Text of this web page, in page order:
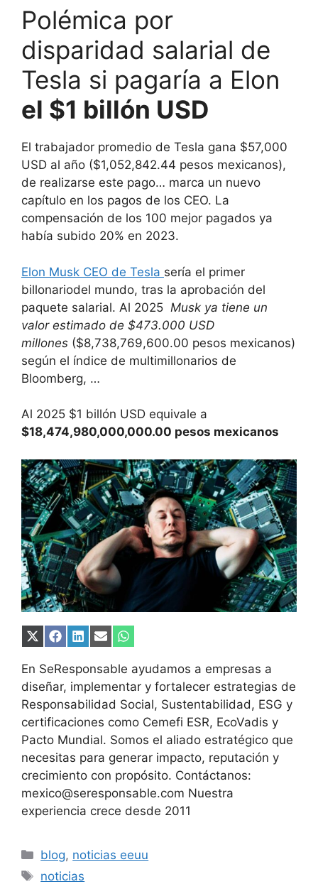
Polémica por
disparidad salarial de
Tesla si pagaría a Elon
el $1 billón USD
El trabajador promedio de Tesla gana $57,000
USD al año ($1,052,842.44 pesos mexicanos),
de realizarse este pago… marca un nuevo
capítulo en los pagos de los CEO. La
compensación de los 100 mejor pagados ya
había subido 20% en 2023.
Elon Musk CEO de Tesla sería el primer
billonariodel mundo, tras la aprobación del
paquete salarial. Al 2025 Musk ya tiene un
valor estimado de $473.000 USD
millones ($8,738,769,600.00 pesos mexicanos)
según el índice de multimillonarios de
Bloomberg, …
Al 2025 $1 billón USD equivale a
$18,474,980,000,000.00 pesos mexicanos
Compartir
X
(Twitter)
Compartir
Facebook
Compartir
LinkedIn
Compartir
Email
Compartir
WhatsApp
En SeResponsable ayudamos a empresas a
diseñar, implementar y fortalecer estrategias de
Responsabilidad Social, Sustentabilidad, ESG y
certificaciones como Cemefi ESR, EcoVadis y
Pacto Mundial. Somos el aliado estratégico que
necesitas para generar impacto, reputación y
crecimiento con propósito. Contáctanos:
mexico@seresponsable.com Nuestra
experiencia crece desde 2011
Categorías
blog, noticias eeuu
Etiquetas
noticias